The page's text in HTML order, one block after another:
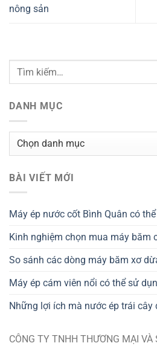
nông sản
DANH MỤC
Danh
BÀI VIẾT MỚI
Máy ép nước cốt Bình Quân có
Kinh nghiệm chọn mua máy băm
So sánh các dòng máy băm xơ
Máy ép cám viên nổi có thể sử
Những lợi ích mà nước ép trái
CÔNG TY TNHH THƯƠNG MẠI VÀ